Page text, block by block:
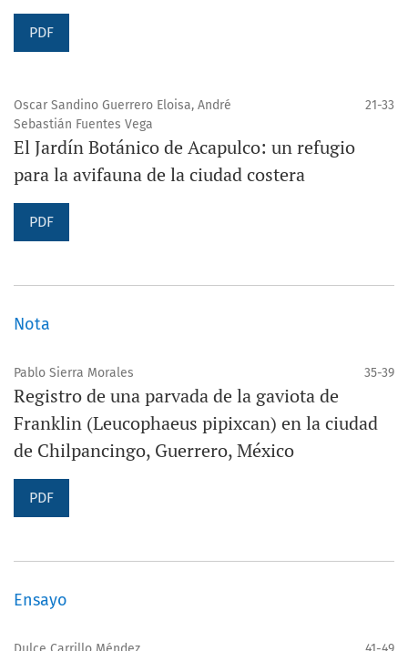
PDF
Oscar Sandino Guerrero Eloisa, André
Sebastián Fuentes Vega
21-33
El Jardín Botánico de Acapulco: un refugio
para la avifauna de la ciudad costera
PDF
Nota
Pablo Sierra Morales 35-39
Registro de una parvada de la gaviota de
Franklin (Leucophaeus pipixcan) en la ciudad
de Chilpancingo, Guerrero, México
PDF
Ensayo